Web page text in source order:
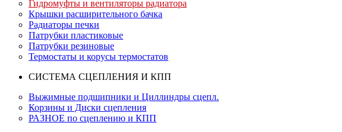
Гидромуфты и вентиляторы радиатора
Крышки расширительного бачка
Радиаторы печки
Патрубки пластиковые
Патрубки резиновые
Термостаты и корусы термостатов
СИСТЕМА СЦЕПЛЕНИЯ И КПП
Выжимные подшипники и Циллиндры сцепл.
Корзины и Диски сцепления
РАЗНОЕ по сцеплению и КПП